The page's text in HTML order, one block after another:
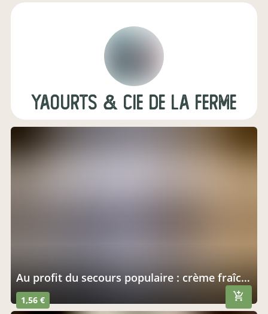
YAOURTS & CIE DE LA FERME
au profit du secours populaire : crème fraîche
1,56 €